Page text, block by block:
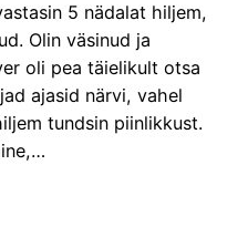
5 nädalat hiljem,
Olin väsinud ja
oli pea täielikult otsa
ajasid närvi, vahel
tundsin piinlikkust.